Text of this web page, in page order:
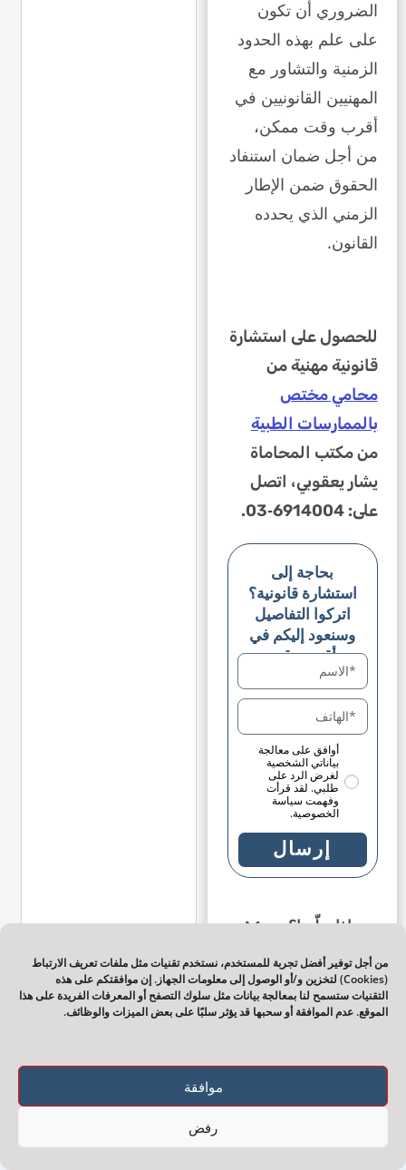
من أجل توفير أفضل تجربة للمستخدم، نستخدم تقنيات مثل ملفات تعريف الارتباط
(Cookies) لتخزين و/أو الوصول إلى معلومات الجهاز. إن موافقتكم على هذه
التقنيات ستسمح لنا بمعالجة بيانات مثل سلوك التصفح أو المعرفات الفريدة على هذا
الموقع. عدم الموافقة أو سحبها قد يؤثر سلبًا على بعض الميزات والوظائف.
موافقة
رفض
الضروري أن تكون
على علم بهذه الحدود
الزمنية والتشاور مع
المهنيين القانونيين في
أقرب وقت ممكن،
من أجل ضمان استنفاد
الحقوق ضمن الإطار
الزمني الذي يحدده
القانون.
للحصول على استشارة
قانونية مهنية من
محامي مختص
بالممارسات الطبية
من مكتب المحاماة
يشار يعقوبي، اتصل
على: 6914004‑03.
بحاجة إلى
استشارة قانونية؟
اتركوا التفاصيل
وسنعود إليكم في
أقرب وقت
أوافق على معالجة
بياناتي الشخصية
لغرض الرد على
طلبي. لقد قرأت
وفهمت سياسة
الخصوصية.
إرسال
ماذا تعلّمنا؟
المحامي يشار
يعقوبي